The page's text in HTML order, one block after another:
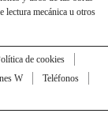
lectura mecánica u otros
de cookies
W
Teléfonos